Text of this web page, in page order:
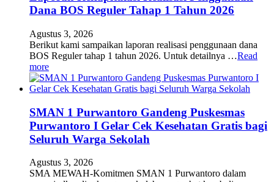
Dana BOS Reguler Tahap 1 Tahun 2026
Agustus 3, 2026
Berikut kami sampaikan laporan realisasi penggunaan dana
BOS Reguler tahap 1 tahun 2026. Untuk detailnya …Read
more
SMAN 1 Purwantoro Gandeng Puskesmas
Purwantoro I Gelar Cek Kesehatan Gratis bagi
Seluruh Warga Sekolah
Agustus 3, 2026
SMA MEWAH-Komitmen SMAN 1 Purwantoro dalam